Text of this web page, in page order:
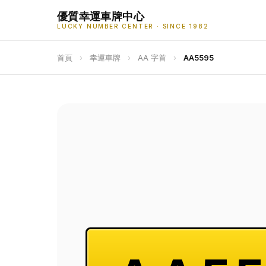
優質幸運車牌中心
LUCKY NUMBER CENTER · SINCE 1982
首頁 › 幸運車牌 › AA 字首 › AA5595